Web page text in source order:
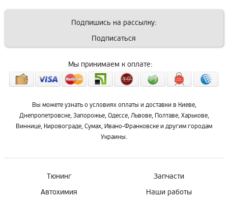
Подпишись на рассылку:
Подписаться
Мы принимаем к оплате:
Вы можете узнать о условиях оплаты и доставки в Киеве,
Днепропетровске, Запорожье, Одессе, Львове, Полтаве, Харькове,
Виннице, Кировограде, Сумах, Ивано-Франковске и другим городам
Украины.
Тюнинг
Запчасти
Автохимия
Наши работы